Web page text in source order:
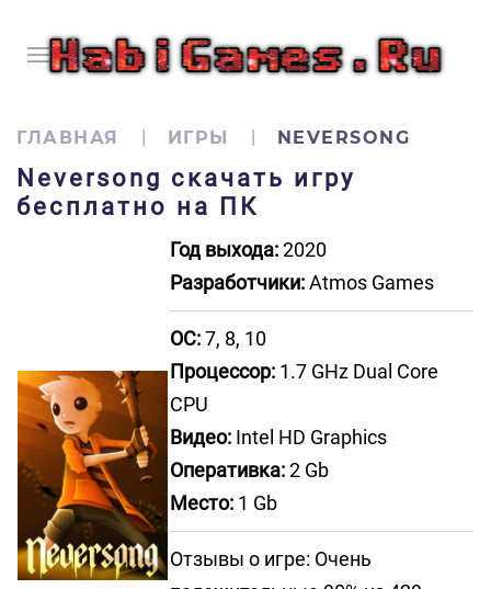
ГЛАВНАЯ ИГРЫ NEVERSONG
Neversong скачать игру
бесплатно на ПК
Год выхода:2020
Разработчики:Atmos Games
ОС:7, 8, 10
Процессор: 1.7 GHz Dual Core
CPU
Видео: Intel HD Graphics
Оперативка:2 Gb
Место: 1 Gb
Отзывы о игре: Очень